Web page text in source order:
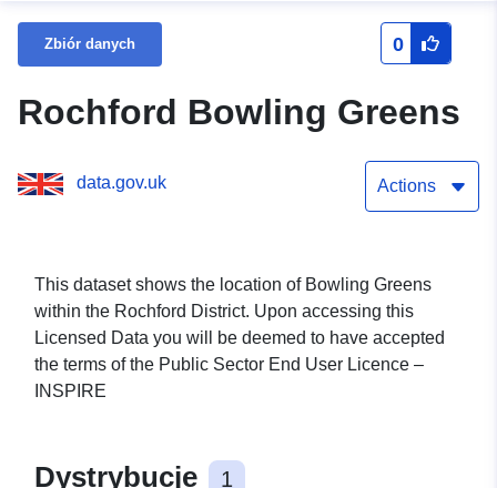
Zbiór danych 0
Rochford Bowling Greens
data.gov.uk Actions
This dataset shows the location of Bowling Greens
within the Rochford District. Upon accessing this
Licensed Data you will be deemed to have accepted
the terms of the Public Sector End User Licence –
INSPIRE
Dystrybucje 1